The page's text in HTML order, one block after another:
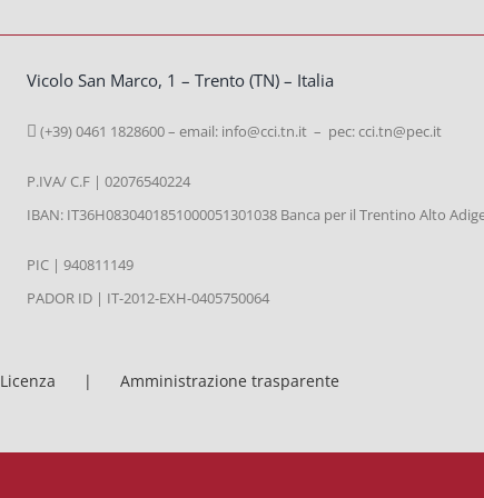
Vicolo San Marco, 1 – Trento (TN) – Italia
(+39) 0461 1828600 – email: info@cci.tn.it – pec: cci.tn@pec.it
P.IVA/ C.F | 02076540224
IBAN: IT36H0830401851000051301038 Banca per il Trentino Alto
PIC | 940811149
PADOR ID | IT-2012-EXH-0405750064
Licenza Amministrazione trasparente